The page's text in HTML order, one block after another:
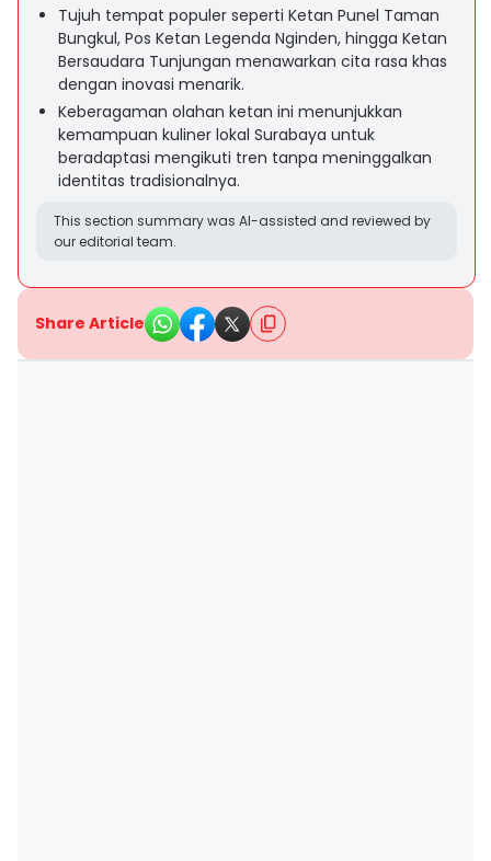
Tujuh tempat populer seperti Ketan Punel Taman
Bungkul, Pos Ketan Legenda Nginden, hingga Ketan
Bersaudara Tunjungan menawarkan cita rasa khas
dengan inovasi menarik.
Keberagaman olahan ketan ini menunjukkan
kemampuan kuliner lokal Surabaya untuk
beradaptasi mengikuti tren tanpa meninggalkan
identitas tradisionalnya.
This section summary was AI-assisted and reviewed by
our editorial team.
Share Article